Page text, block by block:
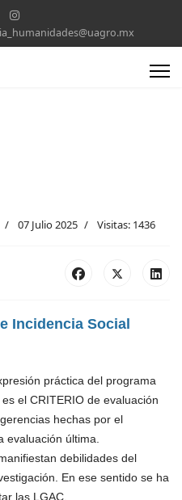
07 Julio 2025 Visitas: 1436
Incidencia Social
práctica del programa
el CRITERIO de evaluación
hechas por el
evaluación última.
debilidades del
En ese sentido se ha
las LGAC.